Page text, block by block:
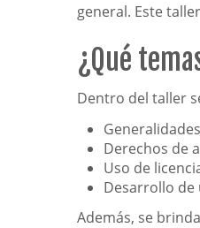
general. Este
¿Qué
Dentro del taller
Derechos de
Uso de
Desarrollo de
Además, se